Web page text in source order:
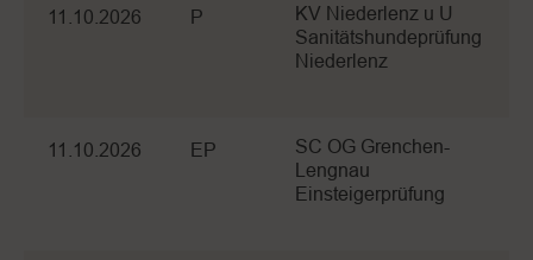
11.10.2026 P
KV Niederlenz u U
Sanitätshundeprüfung
Niederlenz
11.10.2026 EP
SC OG Grenchen-
Lengnau
Einsteigerprüfung